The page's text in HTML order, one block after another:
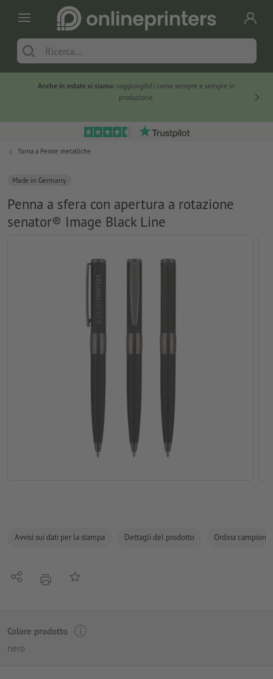
Anche in estate ci siamo: raggiungibili come sempre e sempre in
produzione.
Torna a Penne metalliche
Made in Germany
Penna a sfera con apertura a rotazione
senator® Image Black Line
Avvisi sui dati per la stampa Dettagli del prodotto Ordina campione
Condividistamparealla lista preferiti
Colore prodotto
nero